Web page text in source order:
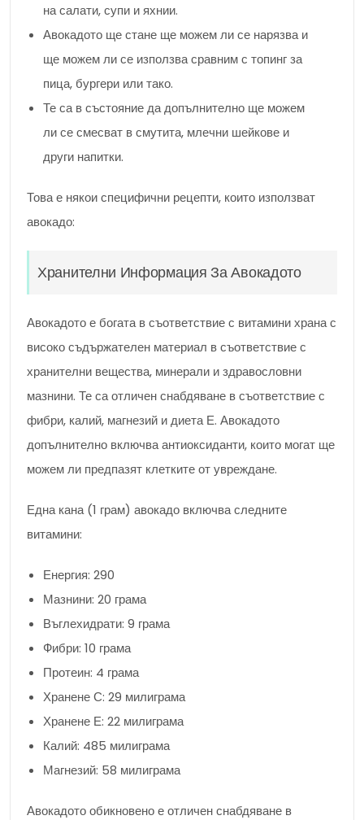
на салати, супи и яхнии.
Авокадото ще стане ще можем ли се нарязва и
ще можем ли се използва сравним с топинг за
пица, бургери или тако.
Те са в състояние да допълнително ще можем
ли се смесват в смутита, млечни шейкове и
други напитки.
Това е някои специфични рецепти, които използват
авокадо:
Хранителни Информация За Авокадото
Авокадото е богата в съответствие с витамини храна с
високо съдържателен материал в съответствие с
хранителни вещества, минерали и здравословни
мазнини. Те са отличен снабдяване в съответствие с
фибри, калий, магнезий и диета Е. Авокадото
допълнително включва антиоксиданти, които могат ще
можем ли предпазят клетките от увреждане.
Една кана (1 грам) авокадо включва следните
витамини:
Енергия: 290
Мазнини: 20 грама
Въглехидрати: 9 грама
Фибри: 10 грама
Протеин: 4 грама
Хранене С: 29 милиграма
Хранене Е: 22 милиграма
Калий: 485 милиграма
Магнезий: 58 милиграма
Авокадото обикновено е отличен снабдяване в